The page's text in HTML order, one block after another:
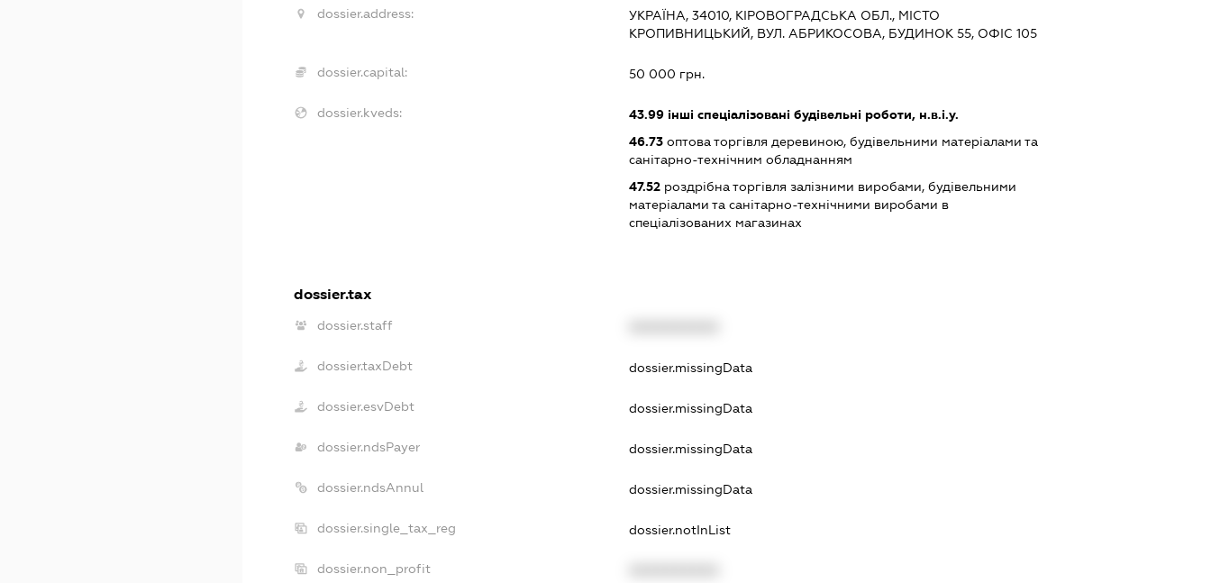
dossier.address:
УКРАЇНА, 34010, КІРОВОГРАДСЬКА ОБЛ., МІСТО
КРОПИВНИЦЬКИЙ, ВУЛ. АБРИКОСОВА, БУДИНОК 55, ОФІС 105
dossier.capital: 50 000 грн.
dossier.kveds: 43.99інші спеціалізовані будівельні роботи, н.в.і.у.
46.73оптова торгівля деревиною, будівельними матеріалами та
санітарно-технічним обладнанням
47.52роздрібна торгівля залізними виробами, будівельними
матеріалами та санітарно-технічними виробами в
спеціалізованих магазинах
dossier.tax
dossier.staff
dossier.taxDebt dossier.missingData
dossier.esvDebt dossier.missingData
dossier.ndsPayer dossier.missingData
dossier.ndsAnnul dossier.missingData
dossier.single_tax_reg dossier.notInList
dossier.non_profit